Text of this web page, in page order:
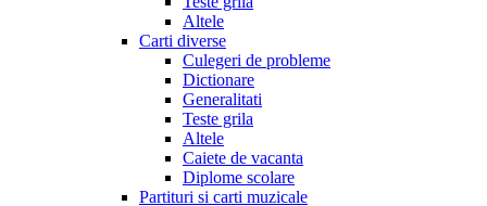
Altele
Carti diverse
Culegeri de probleme
Dictionare
Generalitati
Teste grila
Altele
Caiete de vacanta
Diplome scolare
Partituri si carti muzicale